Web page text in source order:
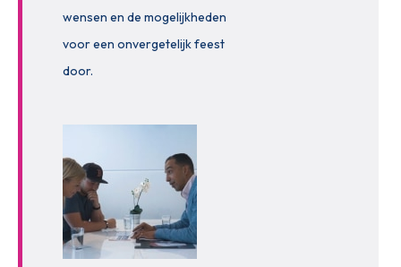
wensen en de mogelijkheden
voor een onvergetelijk feest
door.